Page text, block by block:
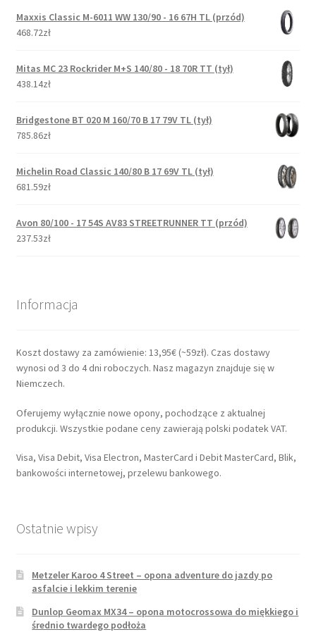
Maxxis Classic M-6011 WW 130/90 - 16 67H TL (przód)
468.72zł
Mitas MC 23 Rockrider M+S 140/80 - 18 70R TT (tył)
438.14zł
Bridgestone BT 020 M 160/70 B 17 79V TL (tył)
785.86zł
Michelin Road Classic 140/80 B 17 69V TL (tył)
681.59zł
Avon 80/100 - 17 54S AV83 STREETRUNNER TT (przód)
237.53zł
Informacja
Koszt dostawy za zamówienie: 13,95€ (~59zł). Czas dostawy
wynosi od 3 do 4 dni roboczych. Nasz magazyn znajduje się w
Niemczech.
Oferujemy wyłącznie nowe opony, pochodzące z aktualnej
produkcji. Wszystkie podane ceny zawierają polski podatek VAT.
Visa, Visa Debit, Visa Electron, MasterCard i Debit MasterCard, Blik,
bankowości internetowej, przelewu bankowego.
Ostatnie wpisy
Metzeler Karoo 4 Street – opona adventure do jazdy po
asfalcie i lekkim terenie
Dunlop Geomax MX34 – opona motocrossowa do miękkiego i
średnio twardego podłoża